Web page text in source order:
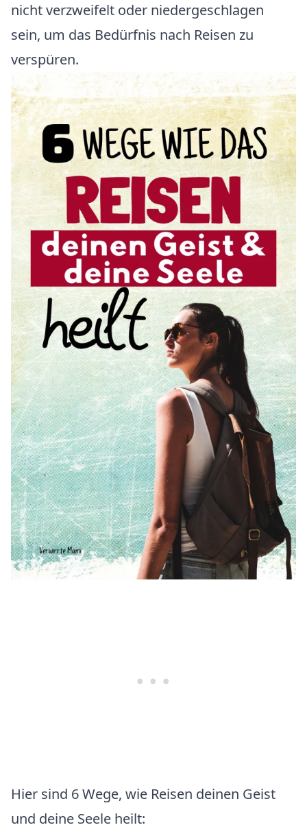
nicht verzweifelt oder niedergeschlagen
sein, um das Bedürfnis nach Reisen zu
verspüren.
Hier sind 6 Wege, wie Reisen deinen Geist
und deine Seele heilt: